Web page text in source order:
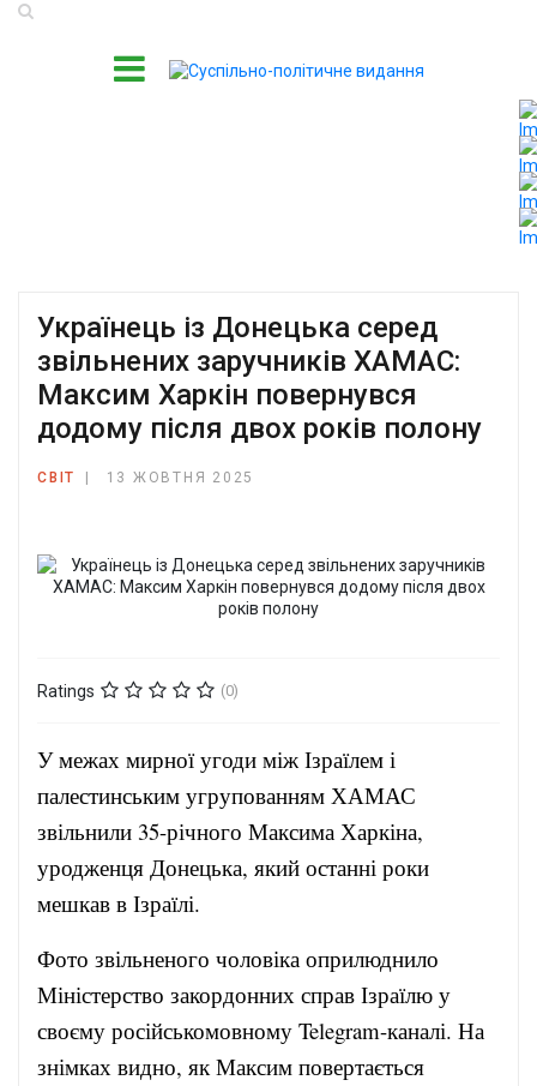
Українець із Донецька серед
звільнених заручників ХАМАС:
Максим Харкін повернувся
додому після двох років полону
СВІТ 13 ЖОВТНЯ 2025
Ratings (0)
У межах мирної угоди між Ізраїлем і
палестинським угрупованням ХАМАС
звільнили 35-річного Максима Харкіна,
уродженця Донецька, який останні роки
мешкав в Ізраїлі.
Фото звільненого чоловіка оприлюднило
Міністерство закордонних справ Ізраїлю у
своєму російськомовному Telegram-каналі. На
знімках видно, як Максим повертається